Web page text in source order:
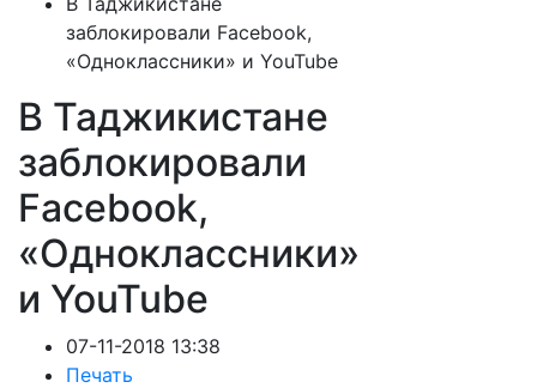
заблокировали Facebook,
«Одноклассники» и YouTube
В Таджикистане
заблокировали
Facebook,
«Одноклассники»
и YouTube
07-11-2018 13:38
Печать